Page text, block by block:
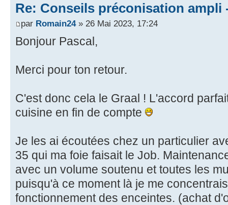
Re: Conseils préconisation ampli
par Romain24» 26 Mai 2023, 17:24
Bonjour Pascal,
Merci pour ton retour.
C'est donc cela le Graal ! L'accord
cuisine en fin de compte
Je les ai écoutées chez un particulier
35 qui ma foie faisait le Job.
avec un volume soutenu et toutes les
puisqu'à ce moment là je me
fonctionnement des enceintes. (achat